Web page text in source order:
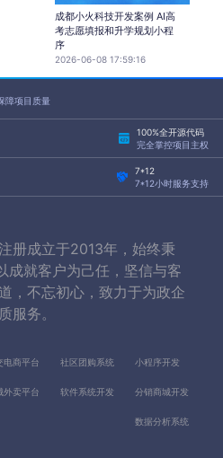
成都小火科技开发案例 AI高
考志愿填报和升学规划小程
序
2026-06-08 17:59:16
障项目质量
100%全开源代码
完全掌控项目主权
7*12
7*12小时服务支持
册成立于2013年，始终秉
成就客户为己任，坚信与客
，不忘初心，致力于为政企
服务。
电商平台 社区团购系统 小程序开发
外卖平台 软件系统开发 分销商城开发
数据分析系统